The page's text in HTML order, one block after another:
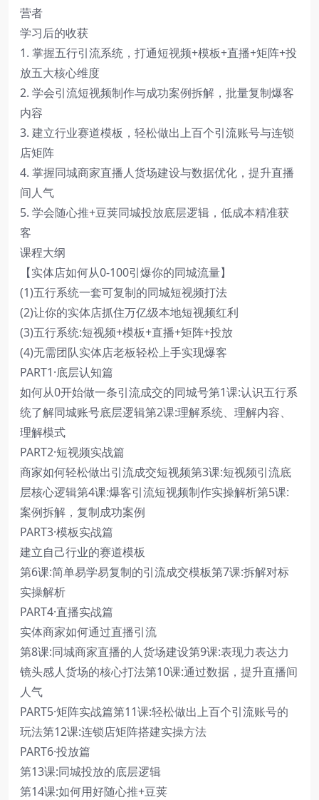
营者
学习后的收获
1. 掌握五行引流系统，打通短视频+模板+直播+矩阵+投
放五大核心维度
2. 学会引流短视频制作与成功案例拆解，批量复制爆客
内容
3. 建立行业赛道模板，轻松做出上百个引流账号与连锁
店矩阵
4. 掌握同城商家直播人货场建设与数据优化，提升直播
间人气
5. 学会随心推+豆荚同城投放底层逻辑，低成本精准获
客
课程大纲
【实体店如何从0-100引爆你的同城流量】
(1)五行系统一套可复制的同城短视频打法
(2)让你的实体店抓住万亿级本地短视频红利
(3)五行系统:短视频+模板+直播+矩阵+投放
(4)无需团队实体店老板轻松上手实现爆客
PART1·底层认知篇
如何从0开始做一条引流成交的同城号第1课:认识五行系
统了解同城账号底层逻辑第2课:理解系统、理解内容、
理解模式
PART2·短视频实战篇
商家如何轻松做出引流成交短视频第3课:短视频引流底
层核心逻辑第4课:爆客引流短视频制作实操解析第5课:
案例拆解，复制成功案例
PART3·模板实战篇
建立自己行业的赛道模板
第6课:简单易学易复制的引流成交模板第7课:拆解对标
实操解析
PART4·直播实战篇
实体商家如何通过直播引流
第8课:同城商家直播的人货场建设第9课:表现力表达力
镜头感人货场的核心打法第10课:通过数据，提升直播间
人气
PART5·矩阵实战篇第11课:轻松做出上百个引流账号的
玩法第12课:连锁店矩阵搭建实操方法
PART6·投放篇
第13课:同城投放的底层逻辑
第14课:如何用好随心推+豆荚